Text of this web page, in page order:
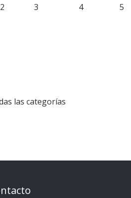
2 3 4 5
las categorías